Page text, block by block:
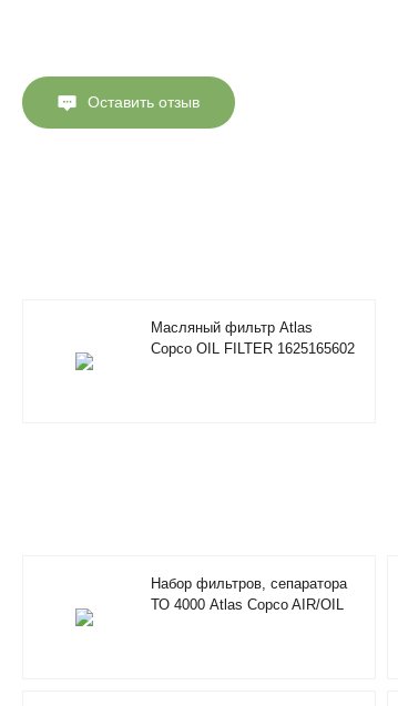
Оставить отзыв
Масляный фильтр Atlas
Copco OIL FILTER 1625165602
Набор фильтров, сепаратора
ТО 4000 Atlas Copco AIR/OIL